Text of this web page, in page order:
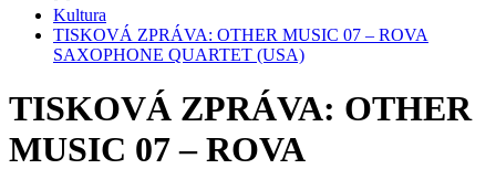
Kultura
TISKOVÁ ZPRÁVA: OTHER MUSIC 07 – ROVA
SAXOPHONE QUARTET (USA)
TISKOVÁ ZPRÁVA: OTHER
MUSIC 07 – ROVA